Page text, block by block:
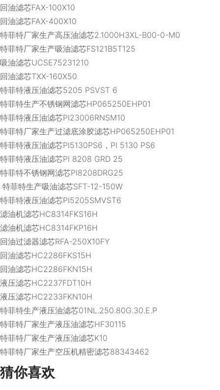
回油滤芯FAX-100X10
回油滤芯FAX-400X10
特菲特厂家生产高压油滤芯2.1000H3XL-B00-0-M0
特菲特厂家生产吸油滤芯FS121B5T125
吸油滤芯UCSE75231210
回油滤芯TXX-160X50
特菲特液压油滤芯5205 PSVST 6
特菲特生产不锈钢网滤芯HP065250EHP01
特菲特液压油滤芯PI23006RNSM10
特菲特厂家生产过滤底涂胶滤芯HP065250EHP01
特菲特液压油滤芯PI5130PS6，PI 5130 PS6
特菲特液压油滤芯PI 8208 GRD 25
特菲特不锈钢网滤芯PI8208DRG25
特菲特生产吸油滤芯SFT-12-150W
特菲特液压油滤芯PI5205SMVST6
滤油机滤芯HC8314FKS16H
滤油机滤芯HC8314FKP16H
回油过滤器滤芯RFA-250X10FY
回油滤芯HC2286FKS15H
回油滤芯HC2286FKN15H
液压滤芯HC2237FDT10H
液压滤芯HC2233FKN10H
特菲特生产液压油滤芯01NL.250.80G.30.E.P
特菲特厂家生产液压油滤芯HF30115
特菲特厂家生产液压油滤芯K10
特菲特厂家生产空压机精密滤芯88343462
猜你喜欢